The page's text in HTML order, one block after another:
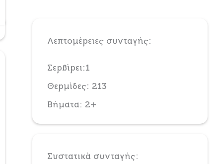
Λεπτομέρειες συνταγής:
Σερβίρει:1
Θερμίδες: 213
Βήματα: 2+
Συστατικά συνταγής: